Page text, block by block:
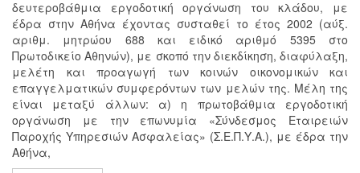
δευτεροβάθμια εργοδοτική οργάνωση του κλάδου, με
έδρα στην Αθήνα έχοντας συσταθεί το έτος 2002 (αύξ.
αριθμ. μητρώου 688 και ειδικό αριθμό 5395 στο
Πρωτοδικείο Αθηνών), με σκοπό την διεκδίκηση, διαφύλαξη,
μελέτη και προαγωγή των κοινών οικονομικών και
επαγγελματικών συμφερόντων των μελών της. Μέλη της
είναι μεταξύ άλλων: α) η πρωτοβάθμια εργοδοτική
οργάνωση με την επωνυμία «Σύνδεσμος Εταιρειών
Παροχής Υπηρεσιών Ασφαλείας» (Σ.Ε.Π.Υ.Α.), με έδρα την
Αθήνα,